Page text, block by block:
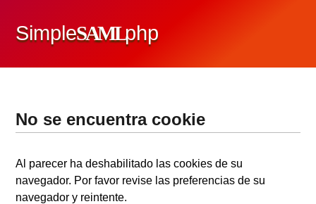
SimpleSAMLphp
No se encuentra cookie
Al parecer ha deshabilitado las cookies de su
navegador. Por favor revise las preferencias de su
navegador y reintente.